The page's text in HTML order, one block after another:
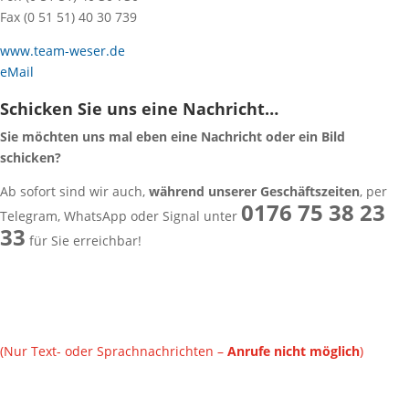
Fax (0 51 51) 40 30 739
www.team-weser.de
eMail
Schicken Sie uns eine Nachricht…
Sie möchten uns mal eben eine Nachricht oder ein Bild
schicken?
Ab sofort sind wir auch, während unserer Geschäftszeiten, per
Telegram, WhatsApp oder Signal unter 0176 75 38 23
33 für Sie erreichbar!
(Nur Text- oder Sprachnachrichten – Anrufe nicht möglich)